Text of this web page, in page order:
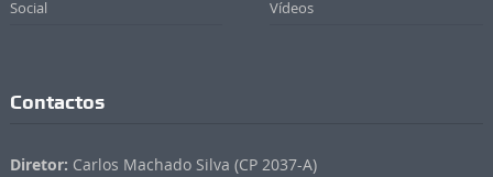
Social Vídeos
Contactos
Diretor: Carlos Machado Silva (CP 2037-A)